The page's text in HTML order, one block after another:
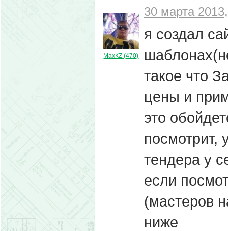
МахКZ (470)
30 марта
я создал
такое что
цены и
это
посмотрит,
тендера у
если
(мастеров
ниже